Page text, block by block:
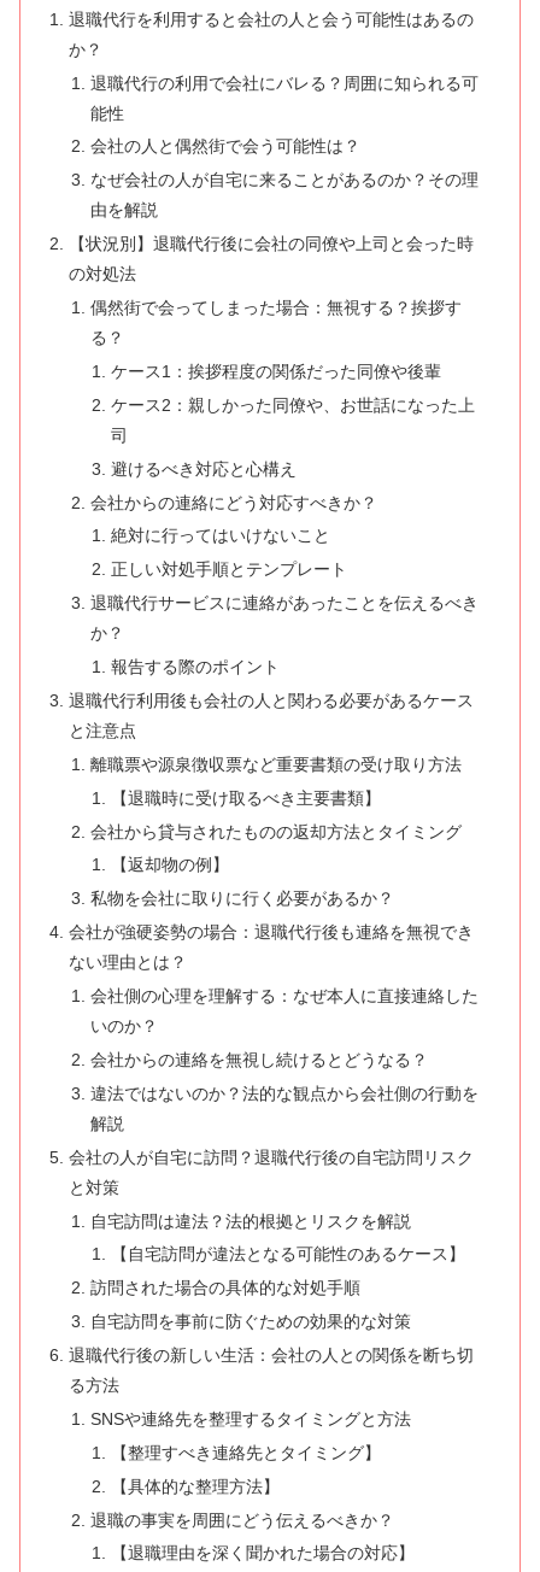
退職代行を利用すると会社の人と会う可能性はあるの
か？
退職代行の利用で会社にバレる？周囲に知られる可
能性
会社の人と偶然街で会う可能性は？
なぜ会社の人が自宅に来ることがあるのか？その理
由を解説
【状況別】退職代行後に会社の同僚や上司と会った時
の対処法
偶然街で会ってしまった場合：無視する？挨拶す
る？
ケース1：挨拶程度の関係だった同僚や後輩
ケース2：親しかった同僚や、お世話になった上
司
避けるべき対応と心構え
会社からの連絡にどう対応すべきか？
絶対に行ってはいけないこと
正しい対処手順とテンプレート
退職代行サービスに連絡があったことを伝えるべき
か？
報告する際のポイント
退職代行利用後も会社の人と関わる必要があるケース
と注意点
離職票や源泉徴収票など重要書類の受け取り方法
【退職時に受け取るべき主要書類】
会社から貸与されたものの返却方法とタイミング
【返却物の例】
私物を会社に取りに行く必要があるか？
会社が強硬姿勢の場合：退職代行後も連絡を無視でき
ない理由とは？
会社側の心理を理解する：なぜ本人に直接連絡した
いのか？
会社からの連絡を無視し続けるとどうなる？
違法ではないのか？法的な観点から会社側の行動を
解説
会社の人が自宅に訪問？退職代行後の自宅訪問リスク
と対策
自宅訪問は違法？法的根拠とリスクを解説
【自宅訪問が違法となる可能性のあるケース】
訪問された場合の具体的な対処手順
自宅訪問を事前に防ぐための効果的な対策
退職代行後の新しい生活：会社の人との関係を断ち切
る方法
SNSや連絡先を整理するタイミングと方法
【整理すべき連絡先とタイミング】
【具体的な整理方法】
退職の事実を周囲にどう伝えるべきか？
【退職理由を深く聞かれた場合の対応】